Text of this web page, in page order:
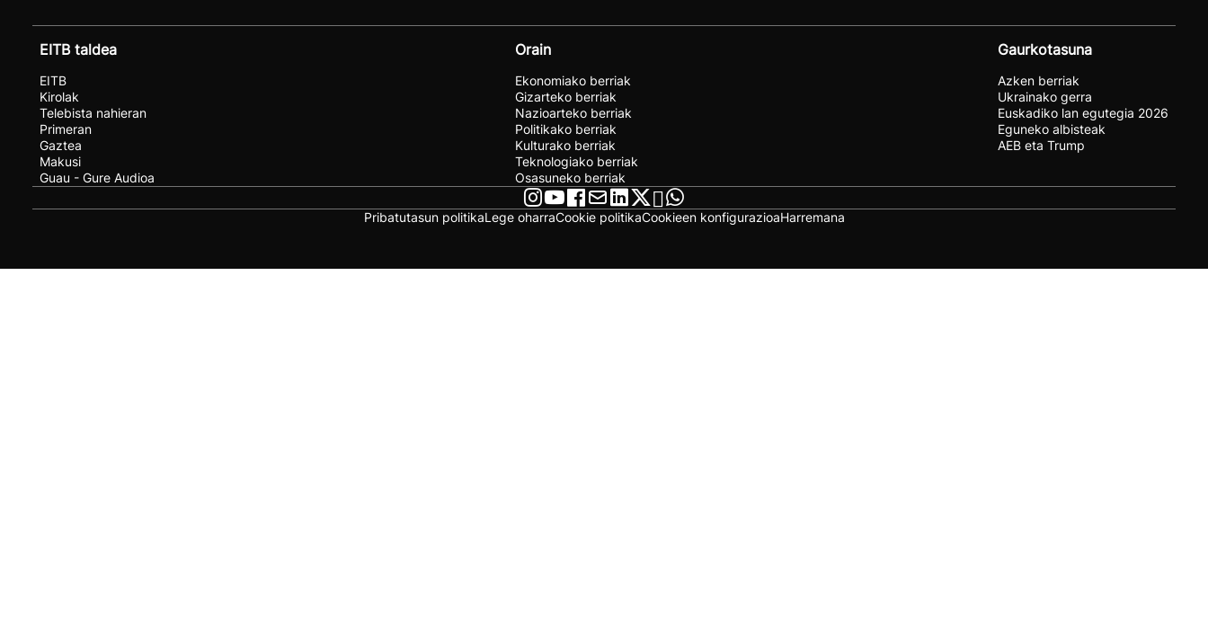
EITB taldea
EITB
Kirolak
Telebista nahieran
Primeran
Gaztea
Makusi
Guau - Gure Audioa
Orain
Ekonomiako berriak
Gizarteko berriak
Nazioarteko berriak
Politikako berriak
Kulturako berriak
Teknologiako berriak
Osasuneko berriak
Gaurkotasuna
Azken berriak
Ukrainako gerra
Euskadiko lan egutegia 2026
Eguneko albisteak
AEB eta Trump
Pribatutasun politikaLege oharraCookie politikaCookieen konfigurazioaHarremana